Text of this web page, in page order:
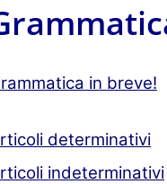
in breve!
determinativi
indeterminativi